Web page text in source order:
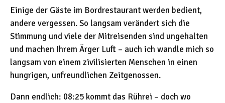
Einige der Gäste im Bordrestaurant werden bedient,
andere vergessen. So langsam verändert sich die
Stimmung und viele der Mitreisenden sind ungehalten
und machen Ihrem Ärger Luft – auch ich wandle mich so
langsam von einem zivilisierten Menschen in einen
hungrigen, unfreundlichen Zeitgenossen.
Dann endlich: 08:25 kommt das Rührei – doch wo